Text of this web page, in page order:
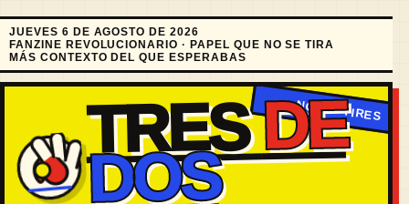
JUEVES 6 DE AGOSTO DE 2026
FANZINE REVOLUCIONARIO · PAPEL QUE NO SE TIRA
MÁS CONTEXTO DEL QUE ESPERABAS
TRESDE
DOS